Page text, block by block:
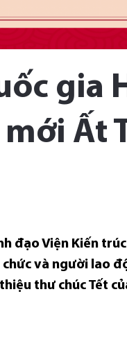
gia
Ất
đạo Viện Kiến
và người lao
thư chúc Tết